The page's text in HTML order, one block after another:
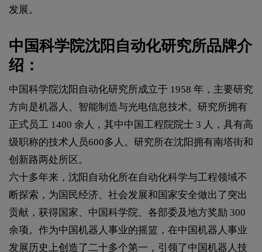
发展。
中国科学院沈阳自动化研究所品牌介
绍：
中国科学院沈阳自动化研究所成立于 1958 年，主要研究
方向是机器人、智能制造与光电信息技术。研究所拥有
正式员工 1400 余人，其中中国工程院院士 3 人，具有高
级职称的技术人员600多人。研究所在沈阳拥有南塔街和
创新路两处所区。
六十多年来，沈阳自动化所在自动化科学与工程领域不
断探索，为国民经济、社会发展和国家安全做出了突出
贡献，获得国家、中国科学院、各部委及地方奖励 300
余项。作为中国机器人事业的摇篮，在中国机器人事业
发展历史上创造了二十多个第一，引领了中国机器人技